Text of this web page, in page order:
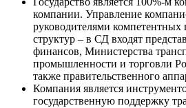
компании. Управление
руководителями компетентных
структур – в СД входят
финансов, Министерства
промышленности и торговли
также правительственного
Компания является
государственную поддержку